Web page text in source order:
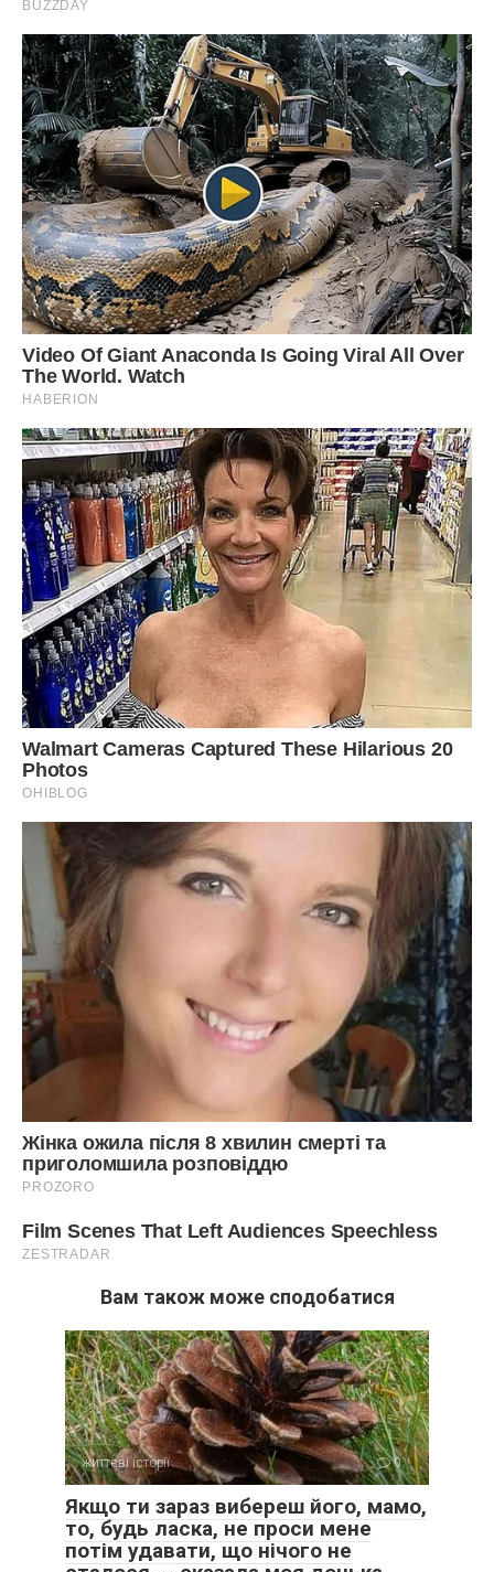
Вам також може сподобатися
життєві історії 0
Якщо ти зараз вибереш його, мамо,
то, будь ласка, не проси мене
потім удавати, що нічого не